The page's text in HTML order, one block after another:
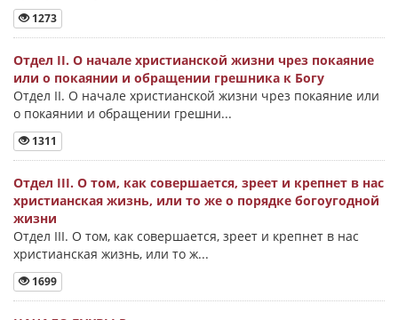
1273
Отдел II. О начале христианской жизни чрез покаяние
или о покаянии и обращении грешника к Богу
Отдел II. О начале христианской жизни чрез покаяние или
о покаянии и обращении грешни...
1311
Отдел III. О том, как совершается, зреет и крепнет в нас
христианская жизнь, или то же о порядке богоугодной
жизни
Отдел III. О том, как совершается, зреет и крепнет в нас
христианская жизнь, или то ж...
1699